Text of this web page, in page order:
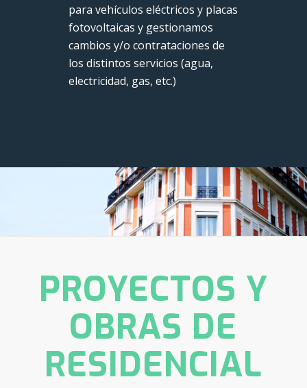
para vehículos eléctricos y placas
fotovoltaicas y gestionamos
cambios y/o contrataciones de
los distintos servicios (agua,
electricidad, gas, etc.)
PROYECTOS Y
OBRAS DE
RESIDENCIAL